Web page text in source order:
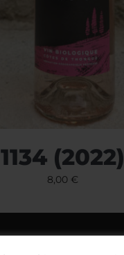
1134 (2022)
8,00 €